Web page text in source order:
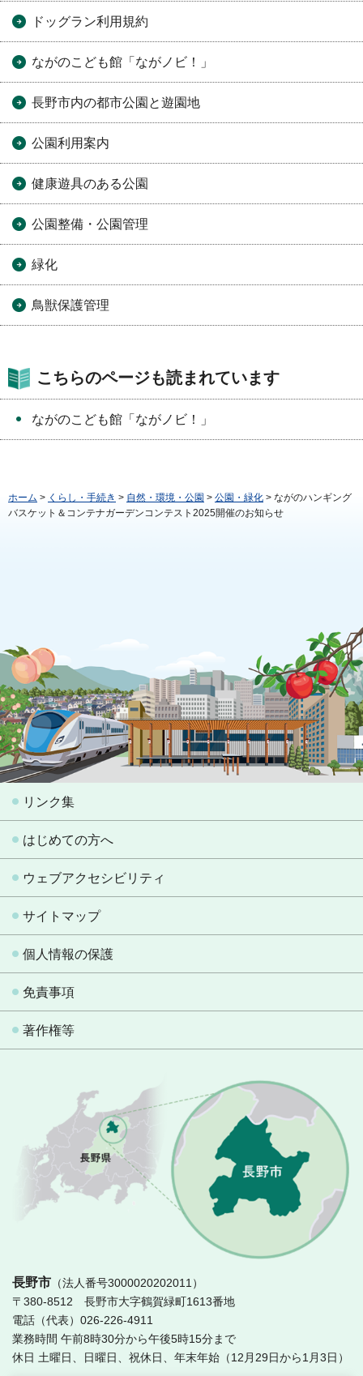
ドッグラン利用規約
ながのこども館「ながノビ！」
長野市内の都市公園と遊園地
公園利用案内
健康遊具のある公園
公園整備・公園管理
緑化
鳥獣保護管理
こちらのページも読まれています
ながのこども館「ながノビ！」
ホーム > くらし・手続き > 自然・環境・公園 > 公園・緑化 > ながのハンギング
バスケット＆コンテナガーデンコンテスト2025開催のお知らせ
リンク集
はじめての方へ
ウェブアクセシビリティ
サイトマップ
個人情報の保護
免責事項
著作権等
長野市 （法人番号3000020202011）
〒380-8512 長野市大字鶴賀緑町1613番地
電話（代表）026-226-4911
業務時間 午前8時30分から午後5時15分まで
休日 土曜日、日曜日、祝休日、年末年始（12月29日から1月3日）